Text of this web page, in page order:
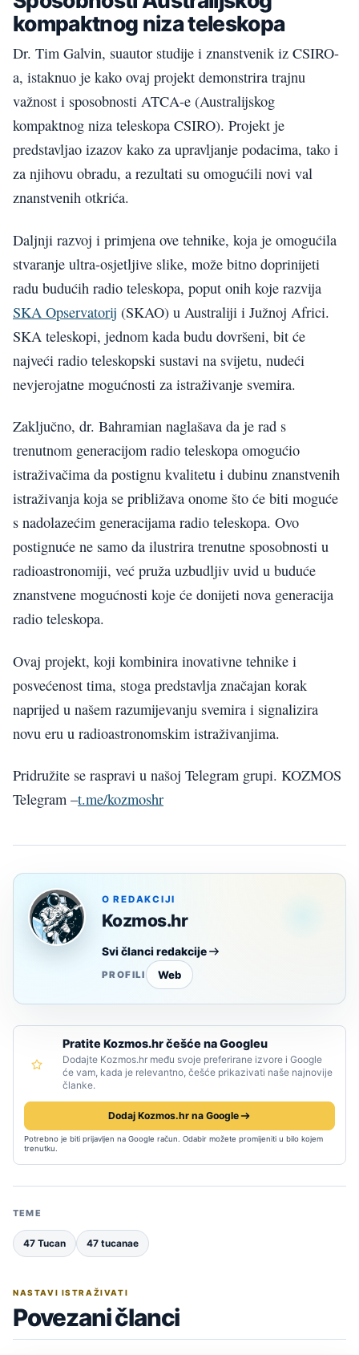
kompaktnog niza teleskopa
Dr. Tim Galvin, suautor studije i znanstvenik iz CSIRO-
a, istaknuo je kako ovaj projekt demonstrira trajnu
važnost i sposobnosti ATCA-e (Australijskog
kompaktnog niza teleskopa CSIRO). Projekt je
predstavljao izazov kako za upravljanje podacima, tako i
za njihovu obradu, a rezultati su omogućili novi val
znanstvenih otkrića.
Daljnji razvoj i primjena ove tehnike, koja je omogućila
stvaranje ultra-osjetljive slike, može bitno doprinijeti
radu budućih radio teleskopa, poput onih koje razvija
SKA Opservatorij (SKAO) u Australiji i Južnoj Africi.
SKA teleskopi, jednom kada budu dovršeni, bit će
najveći radio teleskopski sustavi na svijetu, nudeći
nevjerojatne mogućnosti za istraživanje svemira.
Zaključno, dr. Bahramian naglašava da je rad s
trenutnom generacijom radio teleskopa omogućio
istraživačima da postignu kvalitetu i dubinu znanstvenih
istraživanja koja se približava onome što će biti moguće
s nadolazećim generacijama radio teleskopa. Ovo
postignuće ne samo da ilustrira trenutne sposobnosti u
radioastronomiji, već pruža uzbudljiv uvid u buduće
znanstvene mogućnosti koje će donijeti nova generacija
radio teleskopa.
Ovaj projekt, koji kombinira inovativne tehnike i
posvećenost tima, stoga predstavlja značajan korak
naprijed u našem razumijevanju svemira i signalizira
novu eru u radioastronomskim istraživanjima.
Pridružite se raspravi u našoj Telegram grupi. KOZMOS
Telegram –t.me/kozmoshr
O REDAKCIJI
Kozmos.hr
Svi članci redakcije
PROFILI Web
Pratite Kozmos.hr češće na Googleu
Dodajte Kozmos.hr među svoje preferirane izvore i Google
će vam, kada je relevantno, češće prikazivati naše najnovije
članke.
Dodaj Kozmos.hr na Google
Potrebno je biti prijavljen na Google račun. Odabir možete promijeniti u bilo kojem
trenutku.
TEME
47 Tucan 47 tucanae
NASTAVI ISTRAŽIVATI
Povezani članci